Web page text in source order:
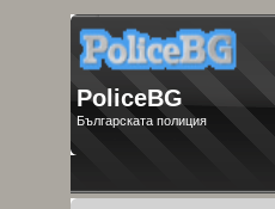
PoliceBG
Българската полиция